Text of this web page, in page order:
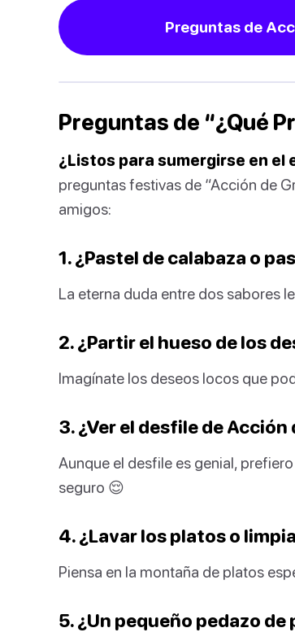
Preguntas de
Preguntas de “¿Qué
¿Listos para sumergirse en el
preguntas festivas de “Acción de
amigos:
1. ¿Pastel de calabaza o
La eterna duda entre dos sabores
2. ¿Partir el hueso de los
Imagínate los deseos locos que
3. ¿Ver el desfile de
Aunque el desfile es genial,
seguro 😌
4. ¿Lavar los platos o
Piensa en la montaña de platos
5. ¿Un pequeño pedazo